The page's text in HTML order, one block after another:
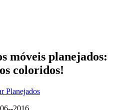
móveis planejados:
coloridos!
Planejados